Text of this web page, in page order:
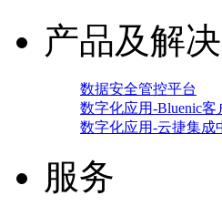
产品及解
数据安全管控平台
数字化应用-Bluenic客
数字化应用-云捷集成
服务